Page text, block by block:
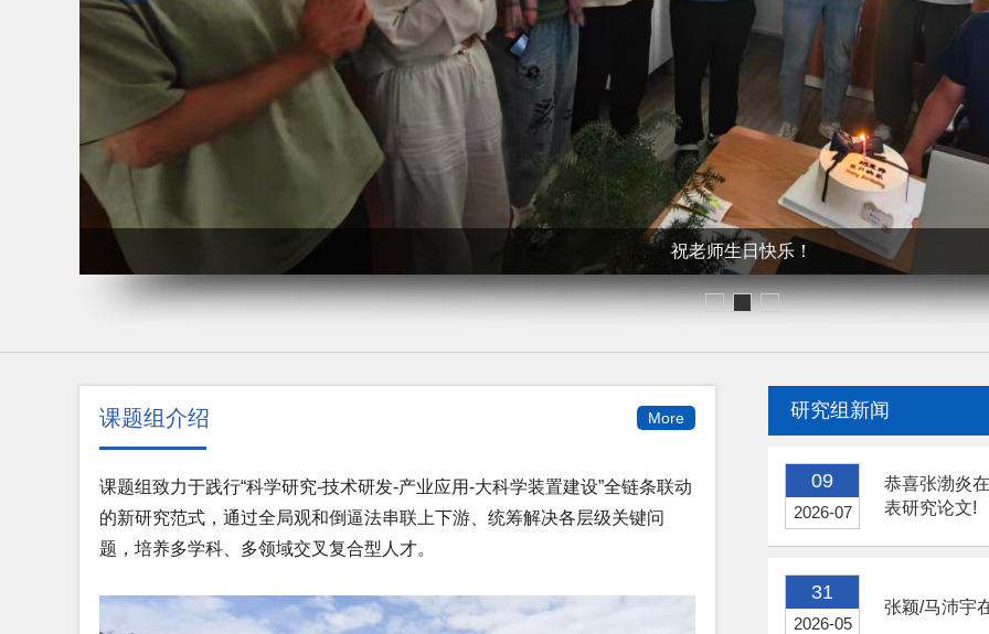
2026年烧烤团建
More
课题组介绍
课题组致力于践行“科学研究-技术研发-产业应用-大科学装置建设”全链条联动
的新研究范式，通过全局观和倒逼法串联上下游、统筹解决各层级关键问
题，培养多学科、多领域交叉复合型人才。
研究组新闻
09
2026-07
恭喜张渤炎
表研究论文!
31
2026-05
张颖/马沛宇